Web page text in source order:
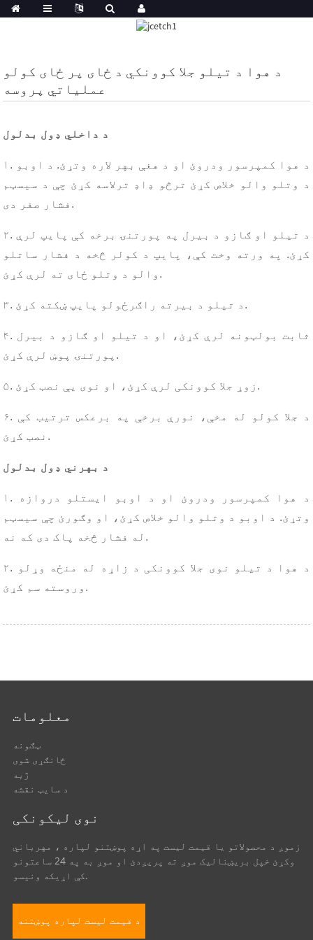
د هوا د تیلو جلا کوونکي د ځای پر ځای کولو
عملیاتي پروسه
د داخلي ډول بدلول
۱. د هوا کمپرسور ودروئ او د هغې بهر لاره وتړئ. د اوبو
د وتلو والو خلاص کړئ ترڅو ډاډ ترلاسه کړئ چې د سیسټم
فشار صفر دی.
۲. د تیلو او ګازو د بیرل په پورتنۍ برخه کې پایپ لرې
کړئ. په ورته وخت کې، پایپ د کولر څخه د فشار ساتلو
والو د وتلو ځای ته لرې کړئ.
۳. د تیلو د بیرته راګرځولو پایپ ښکته کړئ.
۴. ثابت بولټونه لرې کړئ، او د تیلو او ګازو د بیرل
پورتنۍ پوښ لرې کړئ.
۵. زوړ جلا کوونکی لرې کړئ، او نوی یې نصب کړئ.
۶. د جلا کولو له مخې، نورې برخې په برعکس ترتیب کې
نصب کړئ.
د بهرني ډول بدلول
۱. د هوا کمپرسور ودروئ او د اوبو ایستلو دروازه
وتړئ. د اوبو د وتلو والو خلاص کړئ، او وګورئ چې سیسټم
له فشار څخه پاک دی که نه.
۲. د هوا د تیلو نوی جلا کوونکی د زاړه له منځه وړلو
وروسته سم کړئ.
معلومات
ټګونه
ځانګړی شوی
ژبه
د سایټ نقشه
نوی لیکونکی
زموږ د محصولاتو یا قیمت لیست په اړه پوښتنو لپاره ، مهرباني
وکړئ خپل بریښنالیک موږ ته پریږدئ او موږ به په 24 ساعتونو
کې اړیکه ونیسو.
د قیمت لیست لپاره پوښتنه